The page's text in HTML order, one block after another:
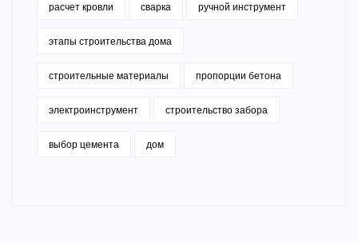
расчет кровли сварка ручной инструмент
этапы строительства дома
строительные материалы пропорции бетона
электроинструмент строительство забора
выбор цемента дом